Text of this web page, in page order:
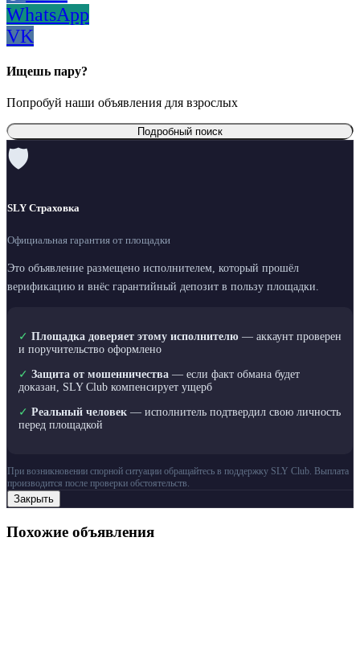
WhatsApp
VK
Ищешь пару?
Попробуй наши объявления для взрослых
Подробный поиск
🛡
SLY Страховка
Официальная гарантия от площадки
Это объявление размещено исполнителем, который прошёл
верификацию и внёс гарантийный депозит в пользу площадки.
✓ Площадка доверяет этому исполнителю — аккаунт проверен
и поручительство оформлено
✓ Защита от мошенничества — если факт обмана будет
доказан, SLY Club компенсирует ущерб
✓ Реальный человек — исполнитель подтвердил свою личность
перед площадкой
При возникновении спорной ситуации обращайтесь в поддержку SLY Club. Выплата
производится после проверки обстоятельств.
Закрыть
Похожие объявления